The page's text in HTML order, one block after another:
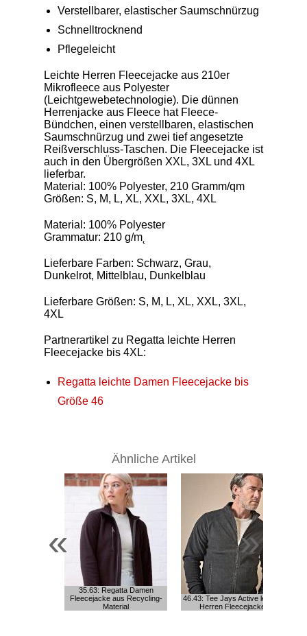
Verstellbarer, elastischer Saumschnürzug
Schnelltrocknend
Pflegeleicht
Leichte Herren Fleecejacke aus 210er
Mikrofleece aus Polyester
(Leichtgewebetechnologie). Die dünnen
Herrenjacke aus Fleece hat Fleece-
Bündchen, einen verstellbaren, elastischen
Saumschnürzug und zwei tief angesetzte
Reißverschluss-Taschen. Die Fleecejacke ist
auch in den Übergrößen XXL, 3XL und 4XL
lieferbar.
Material: 100% Polyester, 210 Gramm/qm
Größen: S, M, L, XL, XXL, 3XL, 4XL
Material: 100% Polyester
Grammatur: 210 g/m˛
Lieferbare Farben: Schwarz, Grau,
Dunkelrot, Mittelblau, Dunkelblau
Lieferbare Größen: S, M, L, XL, XXL, 3XL,
4XL
Partnerartikel zu Regatta leichte Herren
Fleecejacke bis 4XL:
Regatta leichte Damen Fleecejacke bis
Größe 46
Ähnliche Artikel
«
35.63: Regatta Damen
Fleecejacke aus Recycling-
Material
46.43: Tee Jays Active leichte
Herren Fleecejacke
»